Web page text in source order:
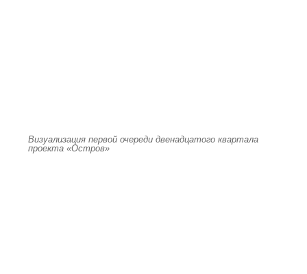
Визуализация первой очереди двенадцатого квартала
проекта «Остров»